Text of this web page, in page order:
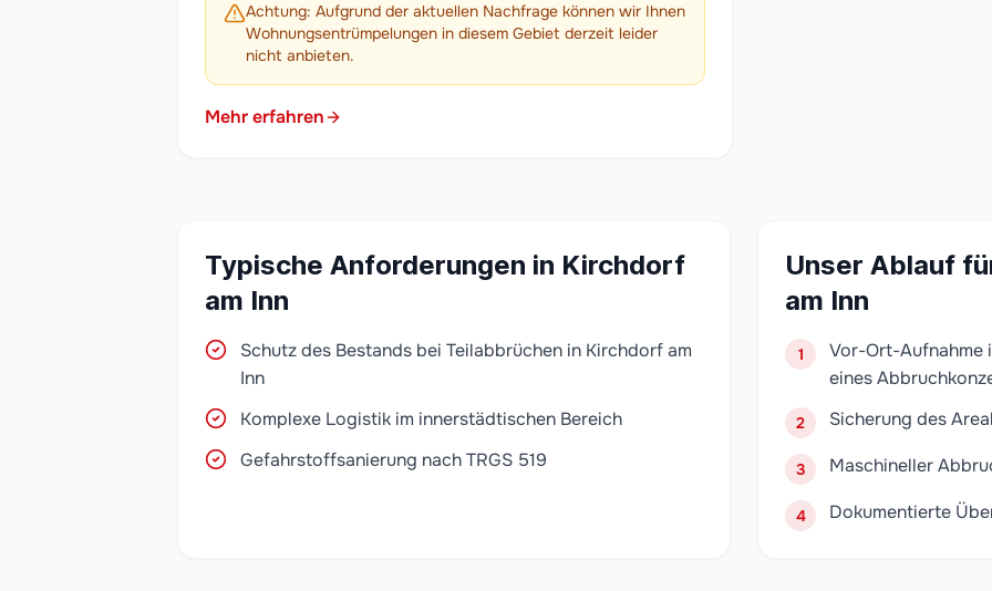
Achtung: Aufgrund der aktuellen Nachfrage können wir Ihnen
Wohnungsentrümpelungen in diesem Gebiet derzeit leider
nicht anbieten.
Mehr erfahren
Typische Anforderungen in Kirchdorf
am Inn
Schutz des Bestands bei Teilabbrüchen in Kirchdorf am
Inn
Komplexe Logistik im innerstädtischen Bereich
Gefahrstoffsanierung nach TRGS 519
Unser Ablauf
am Inn
1
Vor-Ort-Aufnahme
eines
2 Sicherung des
3 Maschineller
4 Dokumentierte